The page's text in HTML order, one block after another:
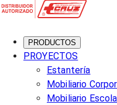
PRODUCTOS
PROYECTOS
Estantería
Mobiliario
Mobiliario